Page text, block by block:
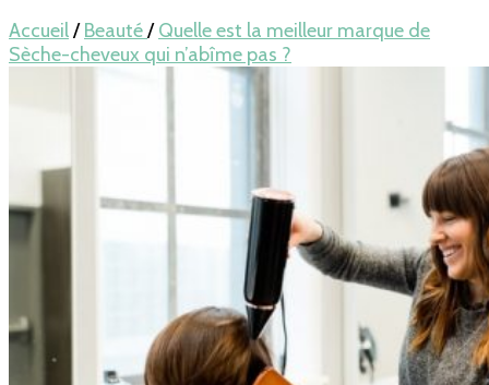
Accueil/ Beauté/ Quelle est la meilleur marque de
Sèche-cheveux qui n’abîme pas ?